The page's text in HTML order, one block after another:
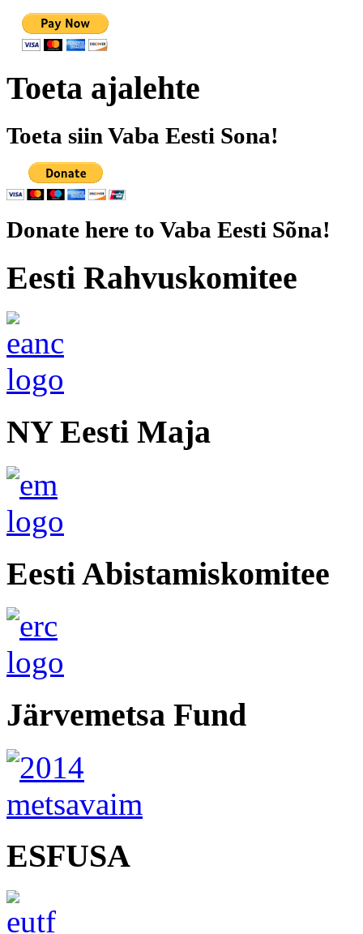
Toeta ajalehte
Toeta siin Vaba Eesti Sona!
Donate here to Vaba Eesti Sõna!
Eesti Rahvuskomitee
NY Eesti Maja
Eesti Abistamiskomitee
Järvemetsa Fund
ESFUSA